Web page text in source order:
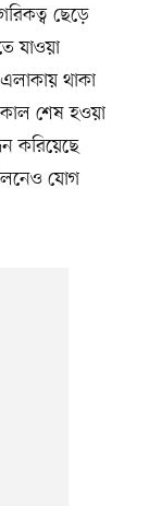
ছেড়ে
যাওয়া
এলাকায় থাকা
শেষ হওয়া
করিয়েছে
যোগ